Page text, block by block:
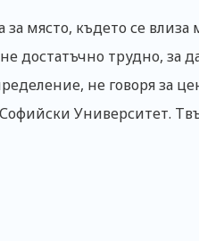
място, където се влиза
достатъчно трудно, за
не говоря за
Университет.